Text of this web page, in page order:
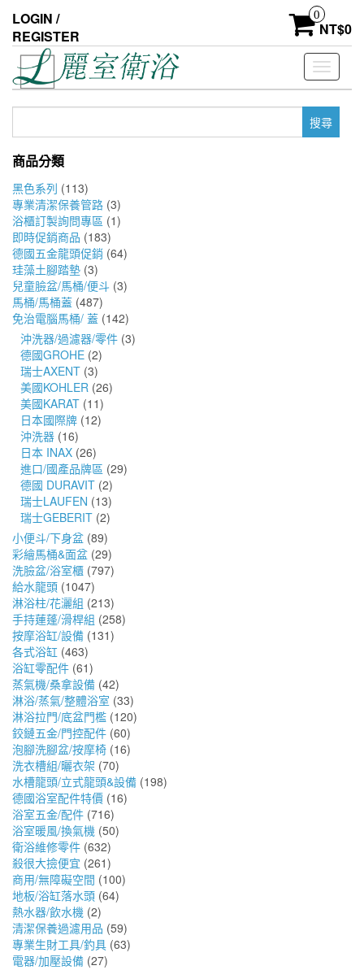
the
content
LOGIN /
REGISTER
0
NT$0
Toggle
鍵
商品分類
黑色系列 (113)
專業清潔保養管路 (3)
浴櫃訂製詢問專區 (1)
即時促銷商品 (183)
德國五金龍頭促銷 (64)
珪藻土腳踏墊 (3)
兒童臉盆/馬桶/便斗 (3)
馬桶/馬桶蓋 (487)
免治電腦馬桶/ 蓋 (142)
沖洗器/過濾器/零件 (3)
德國GROHE (2)
瑞士AXENT (3)
美國KOHLER (26)
美國KARAT (11)
日本國際牌 (12)
沖洗器 (16)
日本 INAX (26)
進口/國產品牌區 (29)
德國 DURAVIT (2)
瑞士LAUFEN (13)
瑞士GEBERIT (2)
小便斗/下身盆 (89)
彩繪馬桶&面盆 (29)
洗臉盆/浴室櫃 (797)
給水龍頭 (1047)
淋浴柱/花灑組 (213)
手持蓮蓬/滑桿組 (258)
按摩浴缸/設備 (131)
各式浴缸 (463)
浴缸零配件 (61)
蒸氣機/桑拿設備 (42)
淋浴/蒸氣/整體浴室 (33)
淋浴拉門/底盆門檻 (120)
鉸鏈五金/門控配件 (60)
泡腳洗腳盆/按摩椅 (16)
洗衣槽組/曬衣架 (70)
水槽龍頭/立式龍頭&設備 (198)
德國浴室配件特價 (16)
浴室五金/配件 (716)
浴室暖風/換氣機 (50)
衛浴維修零件 (632)
殺很大撿便宜 (261)
商用/無障礙空間 (100)
地板/浴缸落水頭 (64)
熱水器/飲水機 (2)
清潔保養過濾用品 (59)
專業生財工具/釣具 (63)
電器/加壓設備 (27)